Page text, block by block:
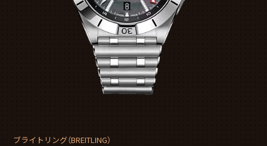
ブライトリング（BREITLING）